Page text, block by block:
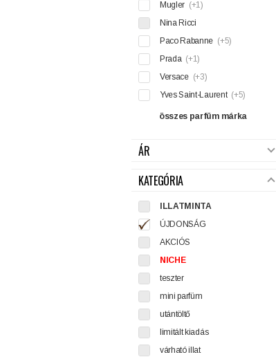
Mugler (+1)
Nina Ricci
Paco Rabanne (+5)
Prada (+1)
Versace (+3)
Yves Saint-Laurent (+5)
összes parfüm márka
ÁR
KATEGÓRIA
ILLATMINTA
ÚJDONSÁG
AKCIÓS
NICHE
teszter
mini parfüm
utántöltő
limitált kiadás
várható illat